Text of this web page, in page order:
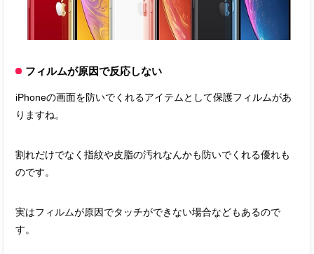
フィルムが原因で反応しない
iPhoneの画面を防いでくれるアイテムとして保護フィルムがあ
りますね。
割れだけでなく指紋や皮脂の汚れなんかも防いでくれる優れも
のです。
実はフィルムが原因でタッチができない場合などもあるので
す。